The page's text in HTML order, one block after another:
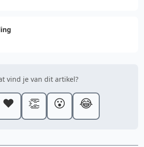
vind je van dit artikel?
❤️ 👏 😮 😂